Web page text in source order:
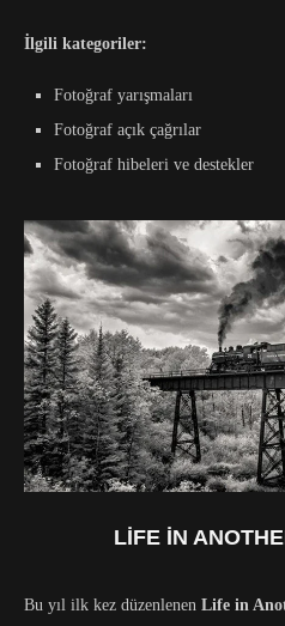
İlgili kategoriler:
Fotoğraf yarışmaları
Fotoğraf açık çağrılar
Fotoğraf hibeleri ve destekler
LIFE IN
Bu yıl ilk kez düzenlenen Life in